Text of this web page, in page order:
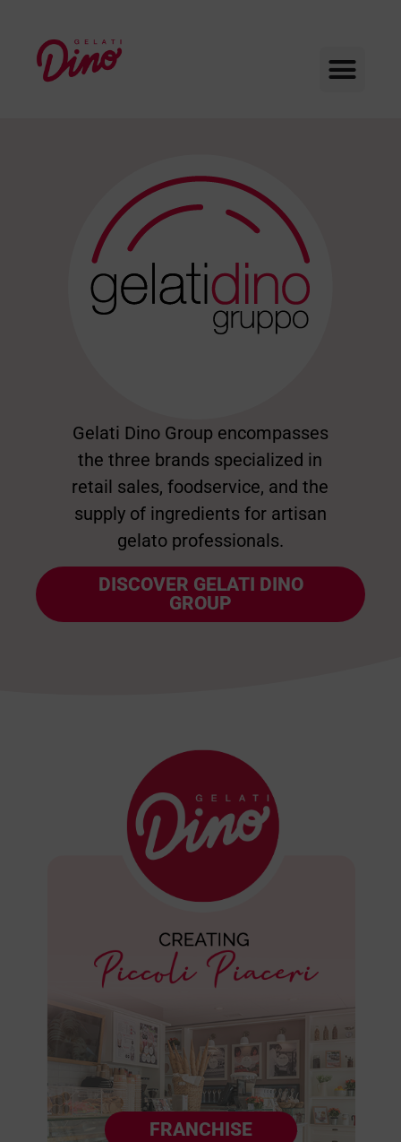
Gelati Dino Group encompasses
the three brands specialized in
retail sales, foodservice, and the
supply of ingredients for artisan
gelato professionals.
DISCOVER GELATI DINO
GROUP
FRANCHISE